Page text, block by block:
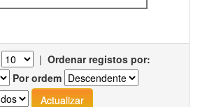
| Ordenar registos por:
Por ordem